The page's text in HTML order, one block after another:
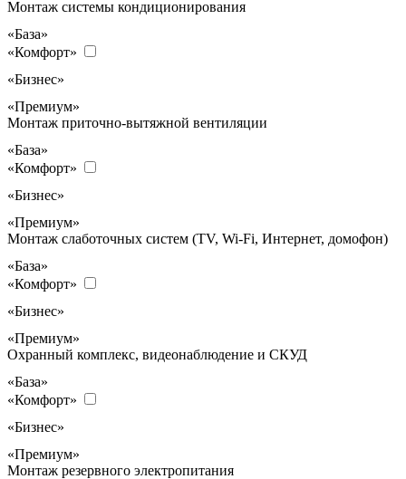
Монтаж системы кондиционирования
«База»
«Комфорт»
«Бизнес»
«Премиум»
Монтаж приточно-вытяжной вентиляции
«База»
«Комфорт»
«Бизнес»
«Премиум»
Монтаж слаботочных систем (TV, Wi-Fi, Интернет, домофон)
«База»
«Комфорт»
«Бизнес»
«Премиум»
Охранный комплекс, видеонаблюдение и СКУД
«База»
«Комфорт»
«Бизнес»
«Премиум»
Монтаж резервного электропитания